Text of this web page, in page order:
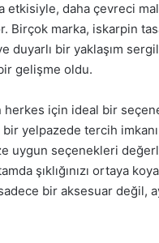
etkisiyle, daha çevreci
Birçok marka, iskarpin
bir yaklaşım
gelişme oldu.
için ideal bir
bir yelpazede tercih
uygun seçenekleri
şıklığınızı ortaya
bir aksesuar değil,